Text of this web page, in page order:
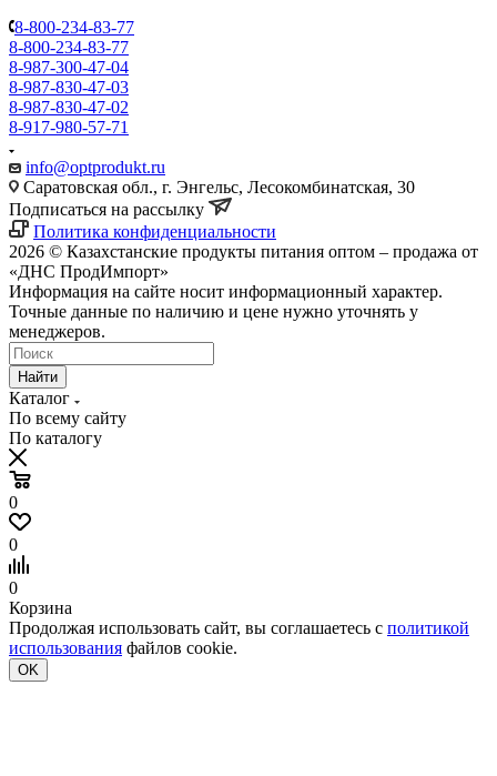
8-800-234-83-77
8-800-234-83-77
8-987-300-47-04
8-987-830-47-03
8-987-830-47-02
8-917-980-57-71
info@optprodukt.ru
Саратовская обл., г. Энгельс, Лесокомбинатская, 30
Подписаться на рассылку
Политика конфиденциальности
2026 © Казахстанские продукты питания оптом – продажа от
«ДНС ПродИмпорт»
Информация на сайте носит информационный характер.
Точные данные по наличию и цене нужно уточнять у
менеджеров.
Найти
Каталог
По всему сайту
По каталогу
0
0
0
Корзина
Продолжая использовать сайт, вы соглашаетесь с политикой
использования файлов cookie.
OK